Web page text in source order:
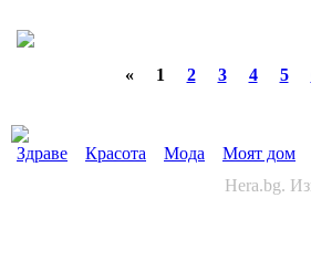
« 1 2 3 4 5
Здраве Красота Мода Моят дом
Hera.bg.